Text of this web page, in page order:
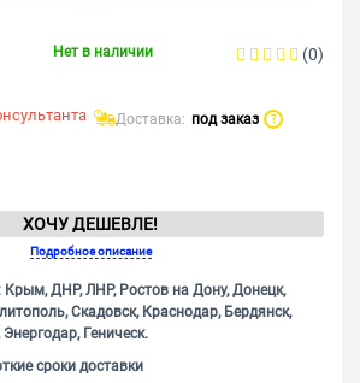
Нет в наличии (0)
Доставка: под заказ ?
ХОЧУ ДЕШЕВЛЕ!
Подробное описание
Крым, ДНР, ЛНР, Ростов на Дону, Донецк,
Скадовск, Краснодар, Бердянск,
Геническ.
сроки доставки